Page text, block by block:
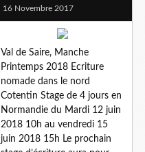
16 Novembre 2017
Val de Saire, Manche
Printemps 2018 Ecriture
nomade dans le nord
Cotentin Stage de 4 jours en
Normandie du Mardi 12 juin
2018 10h au vendredi 15
juin 2018 15h Le prochain